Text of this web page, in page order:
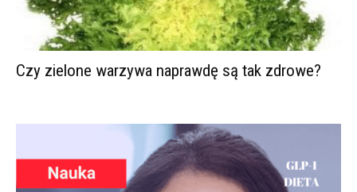
Czy zielone warzywa naprawdę są tak zdrowe?